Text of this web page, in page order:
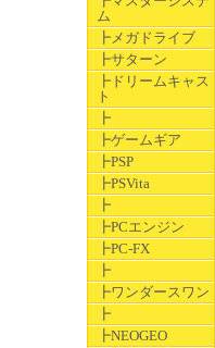
ム
┣メガドライブ
┣サターン
┣ドリームキャス
ト
┣
┣ゲームギア
┣PSP
┣PSVita
┣
┣PCエンジン
┣PC-FX
┣
┣ワンダースワン
┣
┣NEOGEO